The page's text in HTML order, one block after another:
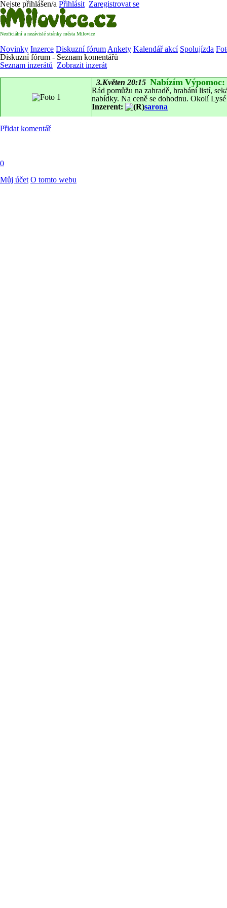
Nejste přihlášen/a Přihlásit Zaregistrovat se
Neoficiální a nezávislé stránky města Milovice
Novinky Inzerce Diskuzní fórum Ankety Kalendář akcí Spolujízda
Diskuzní fórum - Seznam komentářů
Seznam inzerátů Zobrazit inzerát
3.Květen 20:15 Nabízím Výpomoc:
Rád pomůžu na zahradě, hrabání listí,
nabídky. Na ceně se dohodnu. Okolí
Inzerent:
sarona
Přidat komentář
0
Můj účet O tomto webu